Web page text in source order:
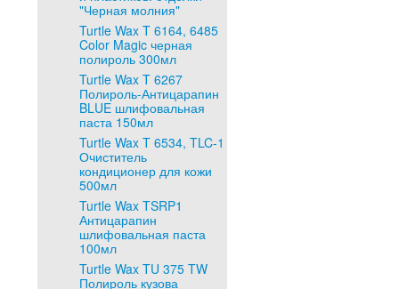
"Черная молния"
Turtle Wax T 6164, 6485
Color Magic черная
полироль 300мл
Turtle Wax T 6267
Полироль-Антицарапин
BLUE шлифовальная
паста 150мл
Turtle Wax T 6534, TLC-1
Очиститель
кондиционер для кожи
500мл
Turtle Wax TSRP1
Антицарапин
шлифовальная паста
100мл
Turtle Wax TU 375 TW
Полироль кузова